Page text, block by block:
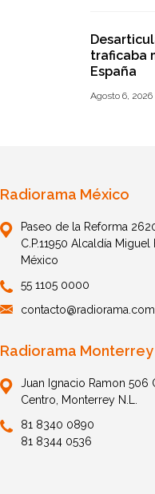
traficaba
España
Agosto 6, 2026
Radiorama México
Paseo de la Reforma
C.P.11950 Alcaldía
México
55 1105 0000
Radiorama Monterrey
Juan Ignacio Ramon 506
Centro, Monterrey N.L.
81 8340 0890
81 8344 0536